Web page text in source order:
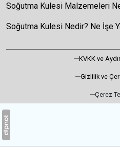
Soğutma Kulesi Malzemeleri
Soğutma Kulesi Nedir? Ne İşe
KVKK ve
Gizlilik ve
Çerez